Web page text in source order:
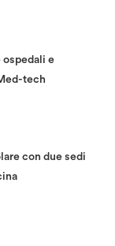
e
tech
con due sedi